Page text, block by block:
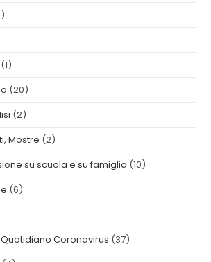
(1)
(20)
(2)
Mostre (2)
su scuola e su famiglia (10)
(6)
Coronavirus (37)